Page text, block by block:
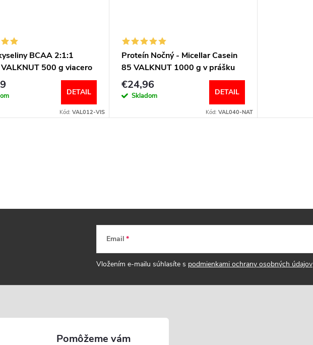
BCAA 2:1:1
500 g viacero
DETAIL
Kód: VAL012-VIS
Proteín Nočný - Micellar Casein
85 VALKNUT 1000 g v prášku
rôzne príchuti
€24,96
Skladom DETAIL
Kód: VAL040-NAT
Email
Vložením e-mailu súhlasíte s podmienkami ochrany osobných údajov